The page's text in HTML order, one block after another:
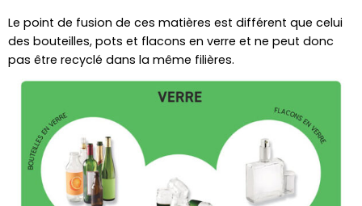
Le point de fusion de ces matières est différent que celui
des bouteilles, pots et flacons en verre et ne peut donc
pas être recyclé dans la même filières.